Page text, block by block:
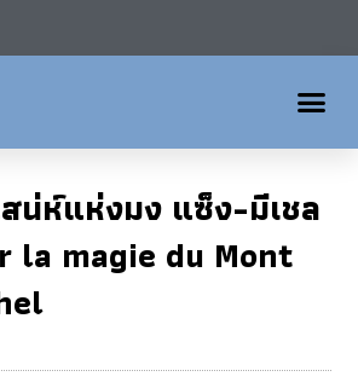
น่ห์แห่งมง แซ็ง-มีเชล
la magie du Mont